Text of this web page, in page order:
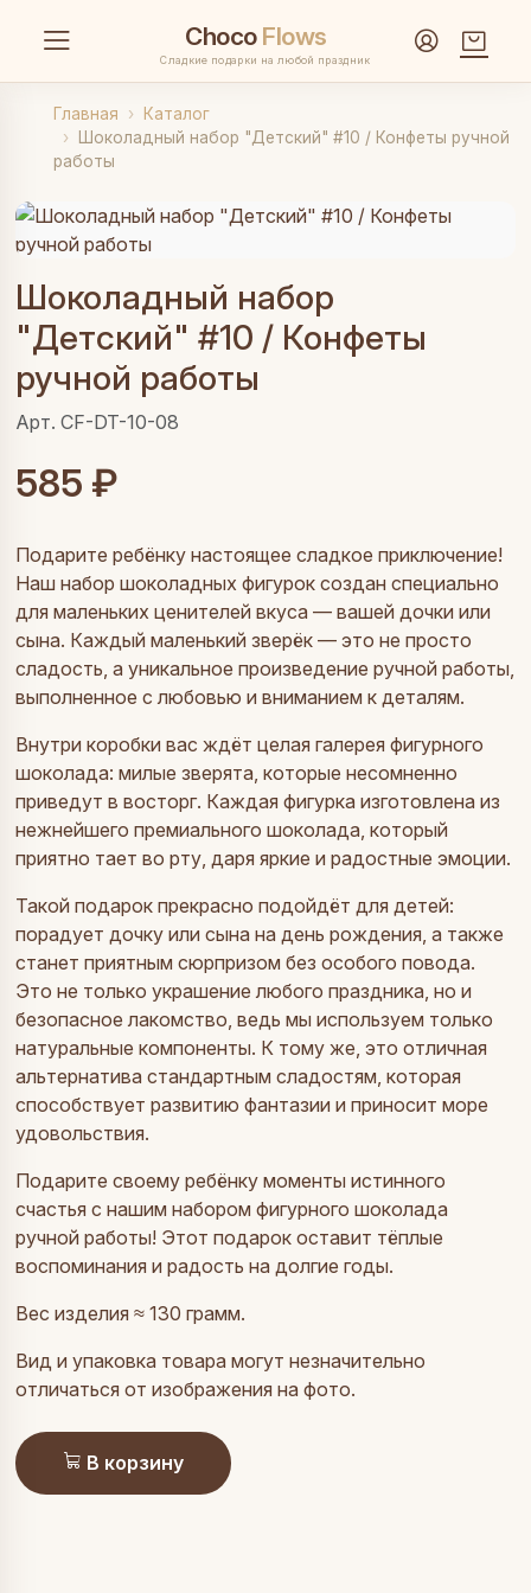
Choco Flows
Сладкие подарки на любой праздник
Главная
Каталог
Шоколадный набор "Детский" #10 / Конфеты ручной
работы
Шоколадный набор
"Детский" #10 / Конфеты
ручной работы
Арт. CF-DT-10-08
585 ₽
Подарите ребёнку настоящее сладкое приключение!
Наш набор шоколадных фигурок создан специально
для маленьких ценителей вкуса — вашей дочки или
сына. Каждый маленький зверёк — это не просто
сладость, а уникальное произведение ручной работы,
выполненное с любовью и вниманием к деталям.
Внутри коробки вас ждёт целая галерея фигурного
шоколада: милые зверята, которые несомненно
приведут в восторг. Каждая фигурка изготовлена из
нежнейшего премиального шоколада, который
приятно тает во рту, даря яркие и радостные эмоции.
Такой подарок прекрасно подойдёт для детей:
порадует дочку или сына на день рождения, а также
станет приятным сюрпризом без особого повода.
Это не только украшение любого праздника, но и
безопасное лакомство, ведь мы используем только
натуральные компоненты. К тому же, это отличная
альтернатива стандартным сладостям, которая
способствует развитию фантазии и приносит море
удовольствия.
Подарите своему ребёнку моменты истинного
счастья с нашим набором фигурного шоколада
ручной работы! Этот подарок оставит тёплые
воспоминания и радость на долгие годы.
Вес изделия ≈ 130 грамм.
Вид и упаковка товара могут незначительно
отличаться от изображения на фото.
В корзину